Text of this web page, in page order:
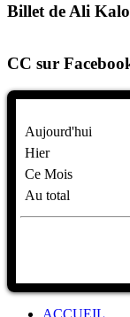
Billet de Ali
CC sur
Aujourd'hui
Hier
Ce Mois
Au total
ACCUEIL